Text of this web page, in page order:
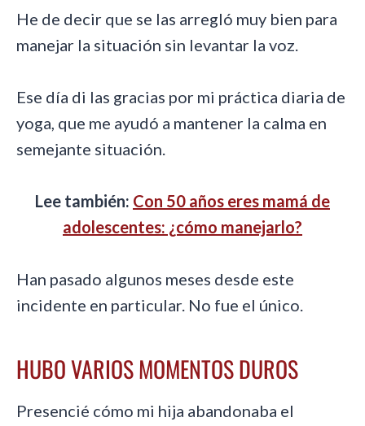
He de decir que se las arregló muy bien para
manejar la situación sin levantar la voz.
Ese día di las gracias por mi práctica diaria de
yoga, que me ayudó a mantener la calma en
semejante situación.
Lee también: Con 50 años eres mamá de
adolescentes: ¿cómo manejarlo?
Han pasado algunos meses desde este
incidente en particular. No fue el único.
HUBO VARIOS MOMENTOS DUROS
Presencié cómo mi hija abandonaba el